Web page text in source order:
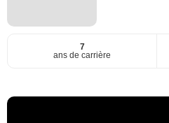
7
ans de carrière